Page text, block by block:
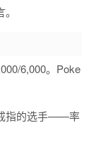
6,000。Poke
指的选手——率